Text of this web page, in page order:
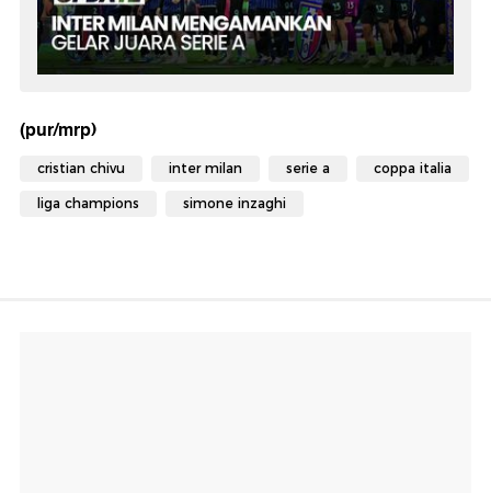
(pur/mrp)
cristian chivu inter milan serie a coppa italia
liga champions simone inzaghi